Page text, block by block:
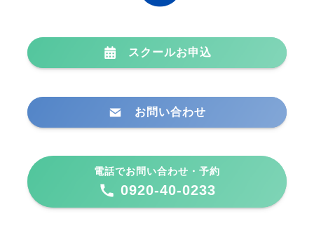
スクールお申込
お問い合わせ
電話でお問い合わせ・予約
0920-40-0233